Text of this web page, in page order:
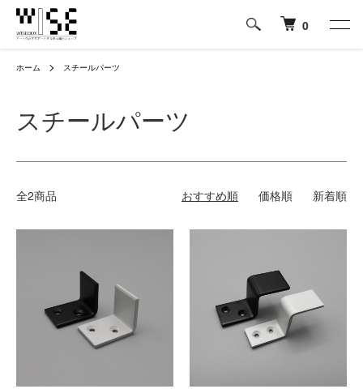
0
ホーム スチールパーツ
スチールパーツ
全2商品 おすすめ順 価格順 新着順